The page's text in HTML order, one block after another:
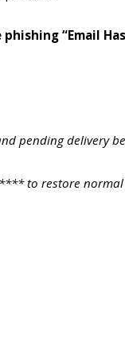
“Email
pending delivery
to restore normal